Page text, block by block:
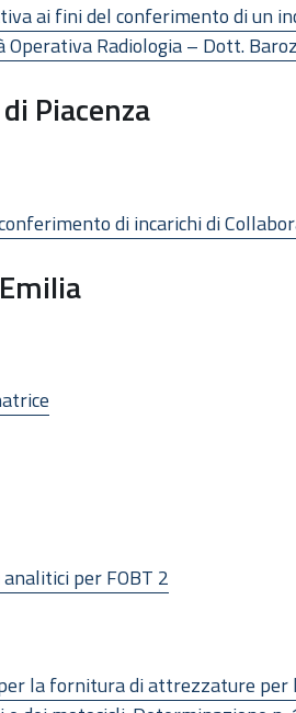
ai fini del conferimento di un
Operativa Radiologia – Dott.
Piacenza
di incarichi di
per FOBT 2
la fornitura di attrezzature